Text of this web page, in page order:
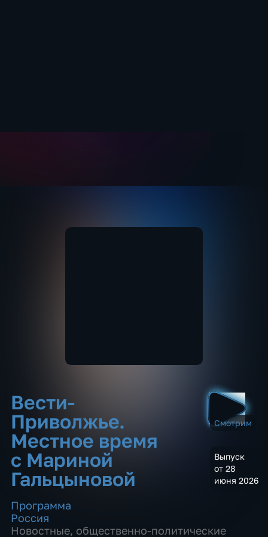
Вести-
Приволжье.
Местное время
с Мариной
Гальцыновой
Смотрим
Выпуск
от 28
июня 2026
Программа
Россия
Новостные, общественно-политические